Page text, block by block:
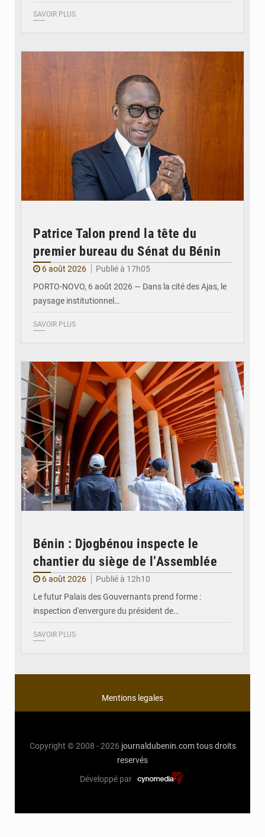
SAVOIR PLUS
Patrice Talon prend la tête du
premier bureau du Sénat du Bénin
6 août 2026
Publié à 17h05
PORTO-NOVO, 6 août 2026 — Dans la cité des Ajas, le
paysage institutionnel…
SAVOIR PLUS
Bénin : Djogbénou inspecte le
chantier du siège de l’Assemblée
6 août 2026
Publié à 12h10
Le futur Palais des Gouvernants prend forme :
inspection d'envergure du président de…
SAVOIR PLUS
Mentions legales
Copyright © 2008 - 2026 journaldubenin.com tous droits
reservés
Développé par